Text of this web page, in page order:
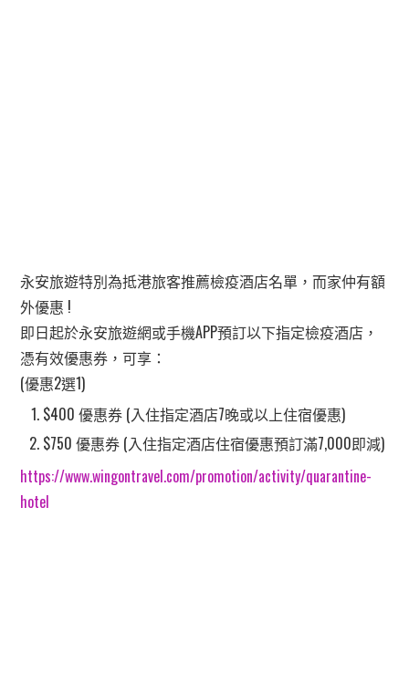
永安旅遊特別為抵港旅客推薦檢疫酒店名單，而家仲有額
外優惠 !
即日起於永安旅遊網或手機APP預訂以下指定檢疫酒店，
憑有效優惠券，可享：
(優惠2選1)
$400 優惠券 (入住指定酒店7晚或以上住宿優惠)
$750 優惠券 (入住指定酒店住宿優惠預訂滿7,000即減)
https://www.wingontravel.com/promotion/activity/quarantine-
hotel